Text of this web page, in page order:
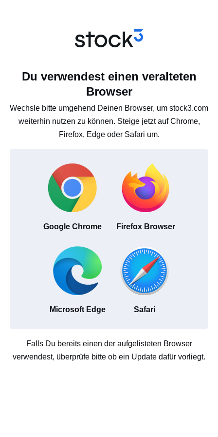
Du verwendest einen veralteten
Browser
Wechsle bitte umgehend Deinen Browser, um stock3.com
weiterhin nutzen zu können. Steige jetzt auf Chrome,
Firefox, Edge oder Safari um.
Google Chrome Firefox Browser
Microsoft Edge Safari
Falls Du bereits einen der aufgelisteten Browser
verwendest, überprüfe bitte ob ein Update dafür vorliegt.